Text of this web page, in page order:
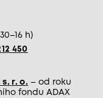
h)
450
r. o. – od roku
fondu ADAX